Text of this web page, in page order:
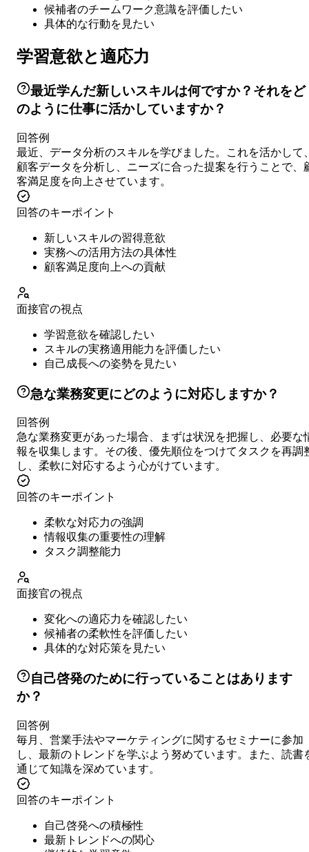
候補者のチームワーク意識を評価したい
具体的な行動を見たい
学習意欲と適応力
最近学んだ新しいスキルは何ですか？それをど
のように仕事に活かしていますか？
回答例
最近、データ分析のスキルを学びました。これを活かして
顧客データを分析し、ニーズに合った提案を行うことで、
客満足度を向上させています。
回答のキーポイント
新しいスキルの習得意欲
実務への活用方法の具体性
顧客満足度向上への貢献
面接官の視点
学習意欲を確認したい
スキルの実務適用能力を評価したい
自己成長への姿勢を見たい
急な業務変更にどのように対応しますか？
回答例
急な業務変更があった場合、まずは状況を把握し、必要な
報を収集します。その後、優先順位をつけてタスクを再調
し、柔軟に対応するよう心がけています。
回答のキーポイント
柔軟な対応力の強調
情報収集の重要性の理解
タスク調整能力
面接官の視点
変化への適応力を確認したい
候補者の柔軟性を評価したい
具体的な対応策を見たい
自己啓発のために行っていることはあります
か？
回答例
毎月、営業手法やマーケティングに関するセミナーに参加
し、最新のトレンドを学ぶよう努めています。また、読書
通じて知識を深めています。
回答のキーポイント
自己啓発への積極性
最新トレンドへの関心